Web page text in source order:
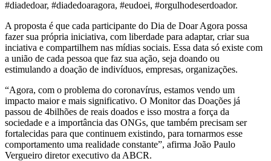
#diadedoar, #diadedoaragora, #eudoei, #orgulhodeserdoador.
A proposta é que cada participante do Dia de Doar Agora possa
fazer sua própria iniciativa, com liberdade para adaptar, criar sua
inciativa e compartilhem nas mídias sociais. Essa data só existe com
a união de cada pessoa que faz sua ação, seja doando ou
estimulando a doação de indivíduos, empresas, organizações.
“Agora, com o problema do coronavírus, estamos vendo um
impacto maior e mais significativo. O Monitor das Doações já
passou de 4bilhões de reais doados e isso mostra a força da
sociedade e a importância das ONGs, que também precisam ser
fortalecidas para que continuem existindo, para tornarmos esse
comportamento uma realidade constante”, afirma João Paulo
Vergueiro diretor executivo da ABCR.